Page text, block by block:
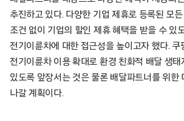
추진하고 있다. 다양한 기업 제휴로 등록된 모
조건 없이 기업의 할인 제휴 혜택을 받을 수 있
전기이륜차에 대한 접근성을 높이고자 했다. 쿠
전기이륜차 이용 확대로 환경 친화적 배달 생태
있도록 앞장서는 것은 물론 배달파트너를 위한
나갈 계획이다.